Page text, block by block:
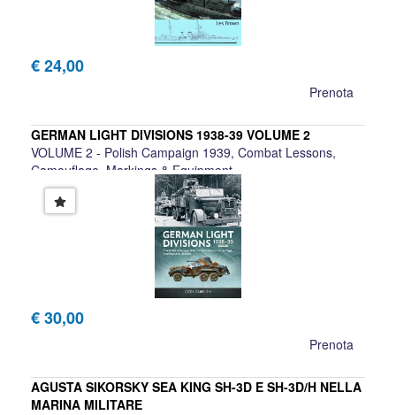
€ 24,00
Prenota
GERMAN LIGHT DIVISIONS 1938-39 VOLUME 2
VOLUME 2 - Polish Campaign 1939, Combat Lessons,
Camouflage, Markings & Equipment
Jacek Zabielski
€ 30,00
Prenota
AGUSTA SIKORSKY SEA KING SH-3D E SH-3D/H NELLA
MARINA MILITARE